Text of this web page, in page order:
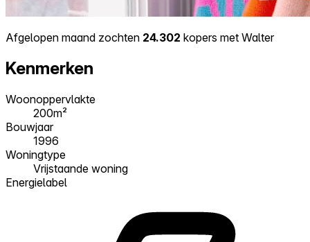
Afgelopen maand zochten 24.302 kopers met Walter
Kenmerken
Woonoppervlakte
200m²
Bouwjaar
1996
Woningtype
Vrijstaande woning
Energielabel